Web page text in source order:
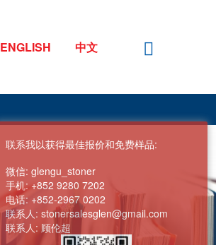
ENGLISH 中文
联系我以获得最佳报价和免费样品:
微信: glengu_stoner
手机:+852 9280 7202
电话: +852-2967 0202
联系人: stonersalesglen@gmail.com
联系人: 顾伦超